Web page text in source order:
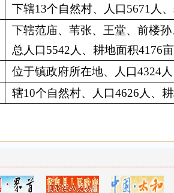
下辖13个自然村、人口5671人
下辖范庙、苇张、王堂、前楼
总人口5542人、耕地面积4176亩
位于镇政府所在地、人口4324
辖10个自然村、人口4626人、